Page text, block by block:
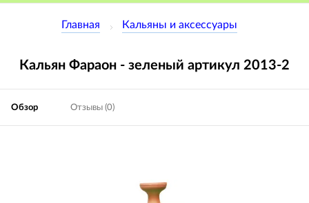
Главная Кальяны и аксессуары
Кальян Фараон - зеленый артикул 2013-2
Обзор Отзывы (0)